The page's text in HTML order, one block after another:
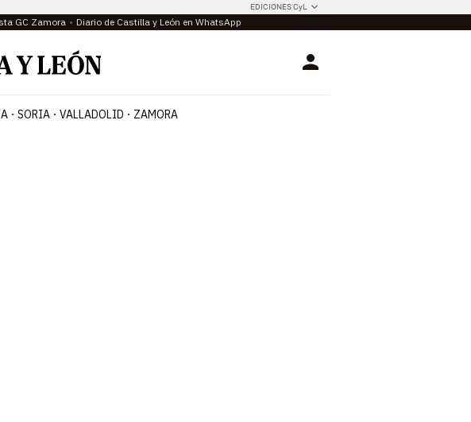
EDICIONES CyL
GC Zamora Diario de Castilla y León en WhatsApp
Login
SORIA VALLADOLID ZAMORA